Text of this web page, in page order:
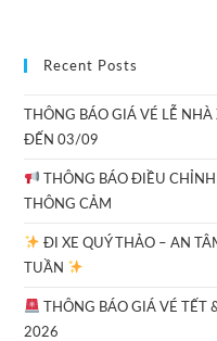
Recent Posts
THÔNG BÁO GIÁ VÉ LỄ
ĐẾN 03/09
THÔNG BÁO ĐIỀU
THÔNG CẢM
ĐI XE QUÝ THẢO – AN
TUẦN
THÔNG BÁO GIÁ VÉ TẾT
2026